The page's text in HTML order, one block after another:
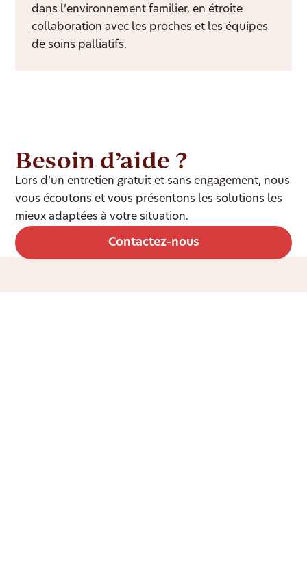
dans l’environnement familier, en étroite
collaboration avec les proches et les équipes
de soins palliatifs.
Besoin d’aide ?
Lors d’un entretien gratuit et sans engagement, nous
vous écoutons et vous présentons les solutions les
mieux adaptées à votre situation.
Contactez-nous